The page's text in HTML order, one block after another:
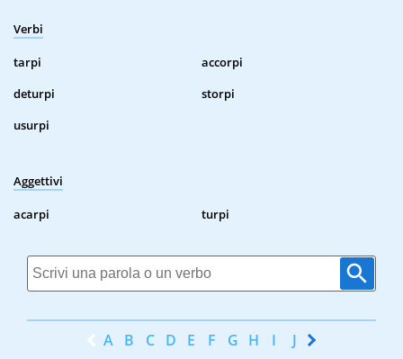
Verbi
tarpi
accorpi
deturpi
storpi
usurpi
Aggettivi
acarpi turpi
A B C D E F G H I J K